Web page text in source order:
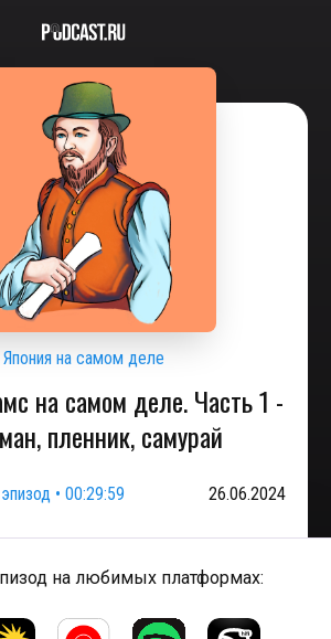
Япония на самом деле
на самом деле. Часть 1 -
пленник, самурай
• 00:29:59 26.06.2024
на любимых платформах: